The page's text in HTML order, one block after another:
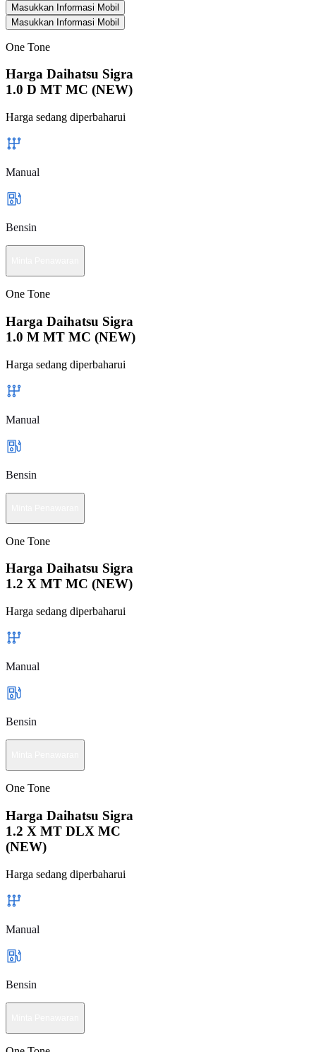
Masukkan Informasi Mobil
Masukkan Informasi Mobil
One Tone
Harga Daihatsu Sigra
1.0 D MT MC (NEW)
Harga sedang diperbaharui
Manual
Bensin
One Tone
Harga Daihatsu Sigra
1.0 M MT MC (NEW)
Harga sedang diperbaharui
Manual
Bensin
One Tone
Harga Daihatsu Sigra
1.2 X MT MC (NEW)
Harga sedang diperbaharui
Manual
Bensin
One Tone
Harga Daihatsu Sigra
1.2 X MT DLX MC
(NEW)
Harga sedang diperbaharui
Manual
Bensin